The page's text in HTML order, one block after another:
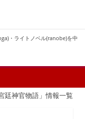
・ライトノベル(ranobe)を中
宮廷神官物語」情報一覧